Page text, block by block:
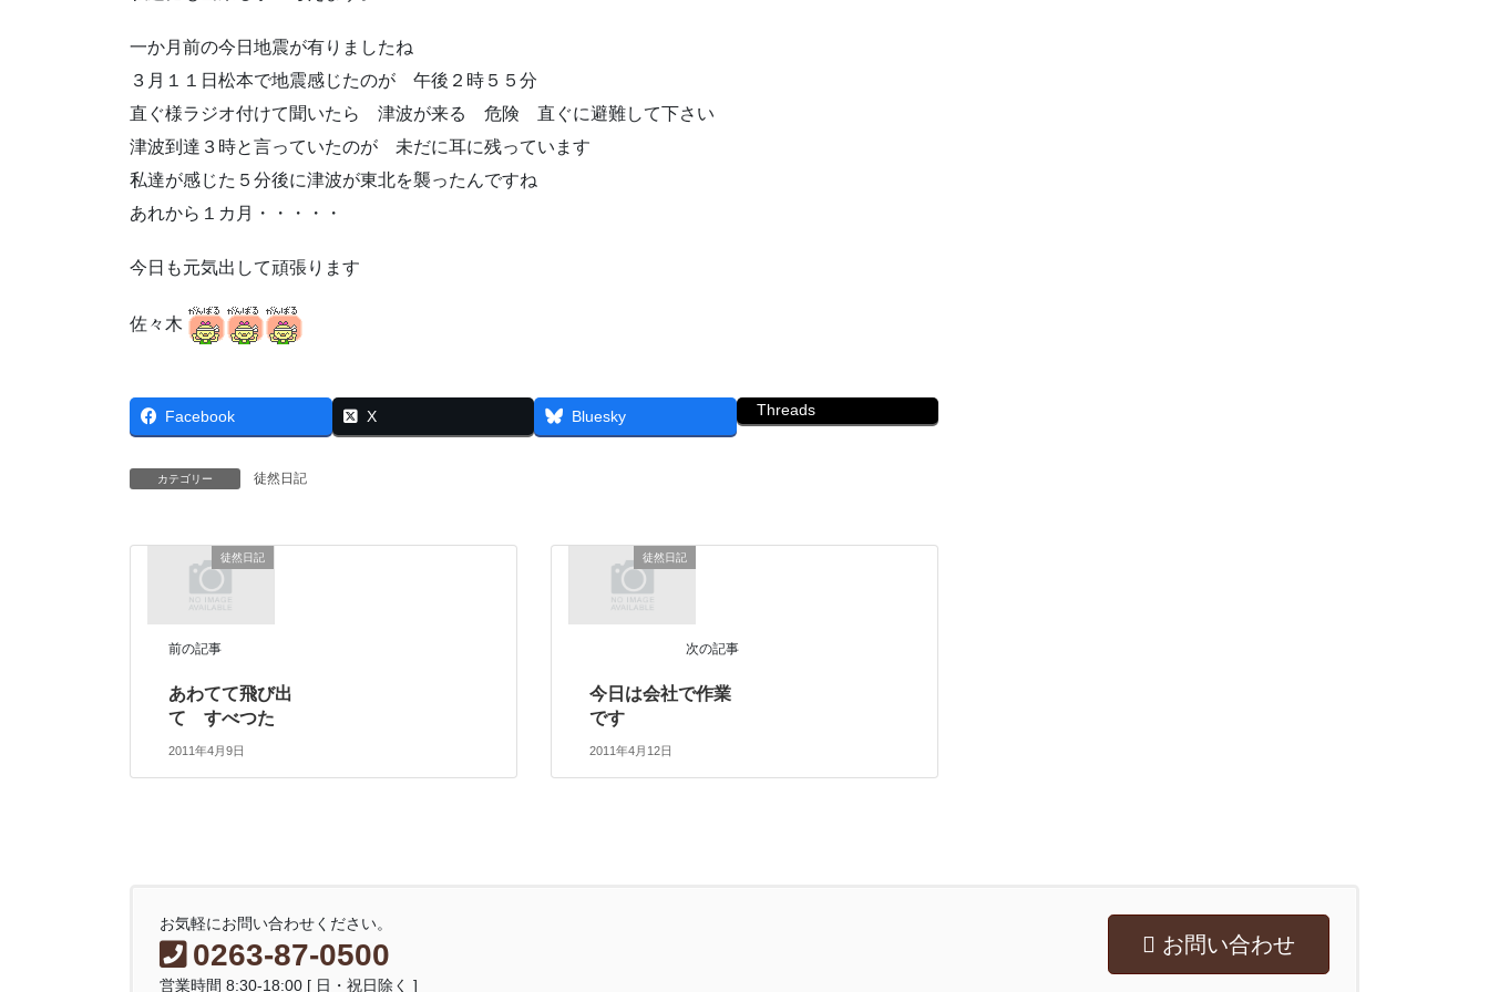
一か月前の今日地震が有りましたね
３月１１日松本で地震感じたのが 午後２時５５分
直ぐ様ラジオ付けて聞いたら 津波が来る 危険 直ぐに避難して下さい
津波到達３時と言っていたのが 未だに耳に残っています
私達が感じた５分後に津波が東北を襲ったんですね
あれから１カ月・・・・・
今日も元気出して頑張ります
佐々木
Facebook X Bluesky Threads
カテゴリー 徒然日記
徒然日記
前の記事
あわてて飛び出
て すべつた
2011年4月9日
徒然日記
次の記事
今日は会社で作業
です
2011年4月12日
お気軽にお問い合わせください。
0263-87-0500
営業時間 8:30-18:00 [ 日・祝日除く ]
お問い合わせ